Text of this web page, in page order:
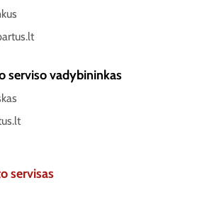
serviso vadybininkas
servisas